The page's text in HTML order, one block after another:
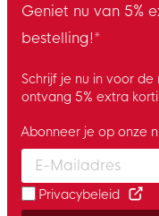
Geniet nu van 5%
bestelling!*
Schrijf je nu in voor
ontvang 5% extra
Enter your email and
Abonneer je op onze
Privacybeleid